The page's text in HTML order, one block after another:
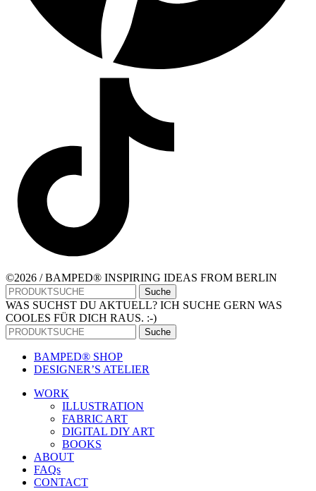
©2026 / BAMPED® INSPIRING IDEAS FROM BERLIN
Suche
WAS SUCHST DU AKTUELL? ICH SUCHE GERN WAS
COOLES FÜR DICH RAUS. :-)
Suche
BAMPED® SHOP
DESIGNER’S ATELIER
WORK
ILLUSTRATION
FABRIC ART
DIGITAL DIY ART
BOOKS
ABOUT
FAQs
CONTACT